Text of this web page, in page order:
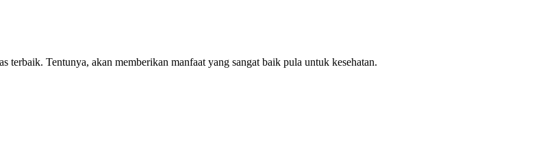
Tentunya, akan memberikan manfaat yang sangat baik pula untuk kesehatan.